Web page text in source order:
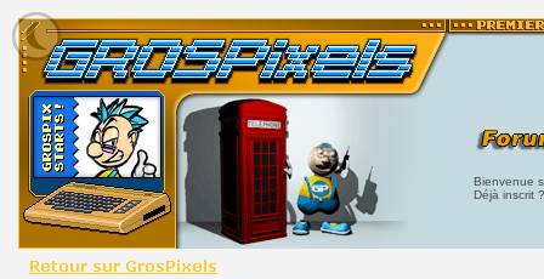
Bienvenue
Déjà inscrit